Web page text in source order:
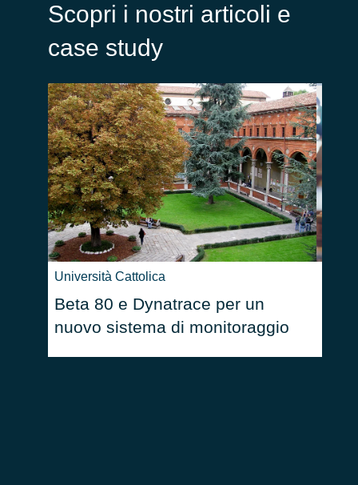
Scopri i nostri articoli e
case study
Università Cattolica
Beta 80 e Dynatrace per un
nuovo sistema di monitoraggio